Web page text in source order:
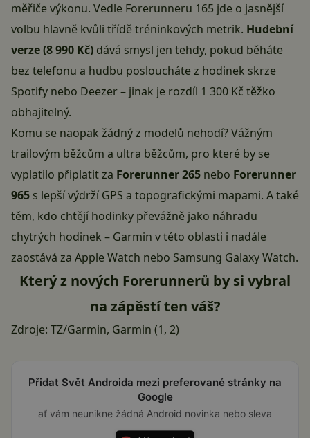
měřiče výkonu. Vedle Forerunneru 165 jde o jasnější
volbu hlavně kvůli třídě tréninkových metrik. Hudební
verze (8 990 Kč) dává smysl jen tehdy, pokud běháte
bez telefonu a hudbu posloucháte z hodinek skrze
Spotify nebo Deezer – jinak je rozdíl 1 300 Kč těžko
obhajitelný.
Komu se naopak žádný z modelů nehodí? Vážným
trailovým běžcům a ultra běžcům, pro které by se
vyplatilo připlatit za Forerunner 265 nebo Forerunner
965 s lepší výdrží GPS a topografickými mapami. A také
těm, kdo chtějí hodinky převážně jako náhradu
chytrých hodinek – Garmin v této oblasti i nadále
zaostává za Apple Watch nebo Samsung Galaxy Watch.
Který z nových Forerunnerů by si vybral
na zápěstí ten váš?
Zdroje: TZ/Garmin, Garmin (1, 2)
Přidat Svět Androida mezi preferované stránky na
Google
ať vám neunikne žádná Android novinka nebo sleva